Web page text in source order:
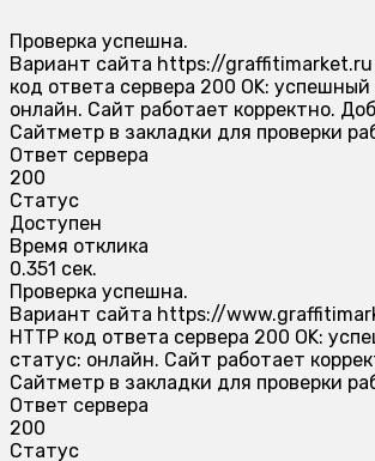
Проверка успешна.
Вариант сайта https://graffitimarket.ru
код ответа сервера 200 OK:
онлайн. Сайт работает корректно.
Сайтметр в закладки для проверки
Ответ сервера
200
Статус
Доступен
Время отклика
0.351 сек.
Проверка успешна.
Вариант сайта https://
HTTP код ответа сервера 200 OK:
статус: онлайн. Сайт работает
Сайтметр в закладки для проверки
Ответ сервера
200
Статус